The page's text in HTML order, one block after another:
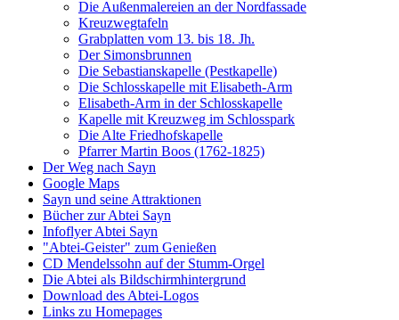
Die Außenmalereien an der Nordfassade
Kreuzwegtafeln
Grabplatten vom 13. bis 18. Jh.
Der Simonsbrunnen
Die Sebastianskapelle (Pestkapelle)
Die Schlosskapelle mit Elisabeth-Arm
Elisabeth-Arm in der Schlosskapelle
Kapelle mit Kreuzweg im Schlosspark
Die Alte Friedhofskapelle
Pfarrer Martin Boos (1762-1825)
Der Weg nach Sayn
Google Maps
Sayn und seine Attraktionen
Bücher zur Abtei Sayn
Infoflyer Abtei Sayn
"Abtei-Geister" zum Genießen
CD Mendelssohn auf der Stumm-Orgel
Die Abtei als Bildschirmhintergrund
Download des Abtei-Logos
Links zu Homepages